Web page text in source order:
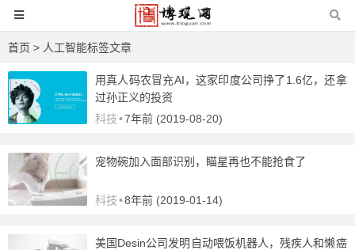
首页 > 人工智能标签文章
用真人码农冒充AI，这家印度公司挣了1.6亿，还拿
过孙正义的投资
科技•7年前 (2019-08-20)
宠物碗加入面部识别，瞄星再也不能抢食了
科技•8年前 (2019-01-14)
美国Desin公司发明自动喂饭机器人，残疾人和懒癌